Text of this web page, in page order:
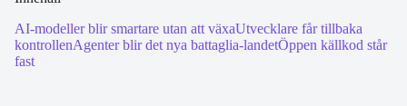
AI-modeller blir smartare utan att växaUtvecklare får tillbaka
kontrollenAgenter blir det nya battaglia-landetÖppen källkod står
fast